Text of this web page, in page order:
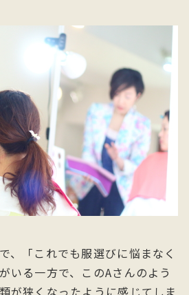
、「これでも服選びに悩まなく
いる一方で、このAさんのよう